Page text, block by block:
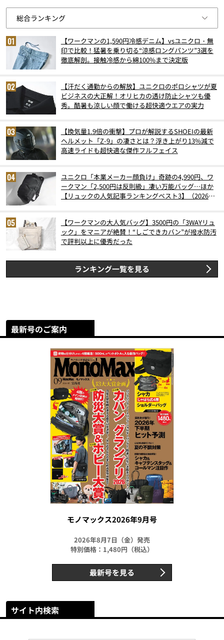
【ワークマンの1,590円冷感デニム】vsユニクロ・無
印で比較！猛暑を乗り切る“涼感ロングパンツ”3選を
徹底解剖。接触冷感から綿100%まで決定版
【汗だく通勤からの解放】ユニクロのポロシャツが夏
ビジネスの大正解！オリヒカの透け防止シャツも優
秀。酷暑も涼しい顔で働ける超快適ウエアの実力
【換気量1.9倍の衝撃】プロが解説するSHOEIの最新
ヘルメット「Z-9」の凄さとは？浮き上がり13%減で
高速ライドも超快適な傑作フルフェイス
ユニクロ「本業メーカー顔負け」奇跡の4,990円、ワ
ークマン「2,500円は反則級」凄い万能バッグ…ほか
【リュックの人気記事ランキングベスト3】（2026年
【ワークマンの大人気バッグ】3500円の「3WAYリュ
ック」をマニアが絶賛！“しごできカバン”が撥水防汚
で評判以上に優秀だった
ランキング一覧を見る
最新号のご案内
モノマックス2026年9月号
2026年8月7日（金）発売
特別価格：1,480円（税込）
最新号を見る
サイト内検索